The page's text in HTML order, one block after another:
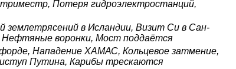
Потеря гидроэлектростанций,
землетрясений в Исландии, Визит Си в Сан-
Нефтяные воронки, Мост поддаётся
Нападение ХАМАС, Кольцевое затмение,
Путина, Карибы трескаются